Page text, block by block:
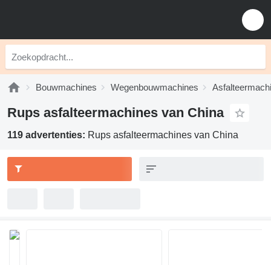
Bouwmachines Wegenbouwmachines
Rups asfalteermachines van China
119 advertenties: Rups asfalteermachines van China